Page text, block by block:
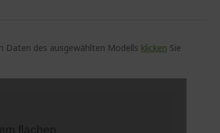
Daten des ausgewählten Modells klicken Sie